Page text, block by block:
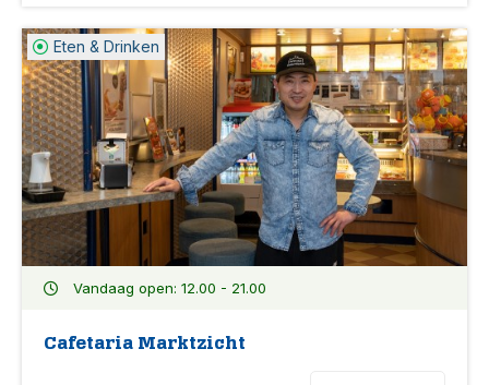
Eten & Drinken
Vandaag open: 12.00 - 21.00
Cafetaria Marktzicht